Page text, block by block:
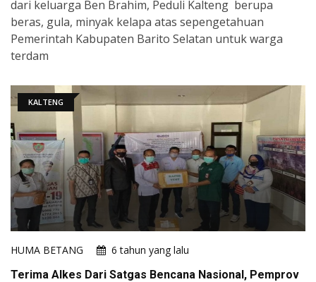
dari keluarga Ben Brahim, Peduli Kalteng berupa
beras, gula, minyak kelapa atas sepengetahuan
Pemerintah Kabupaten Barito Selatan untuk warga
terdam
KALTENG
HUMA BETANG
6 tahun yang lalu
Terima Alkes Dari Satgas Bencana Nasional, Pemprov